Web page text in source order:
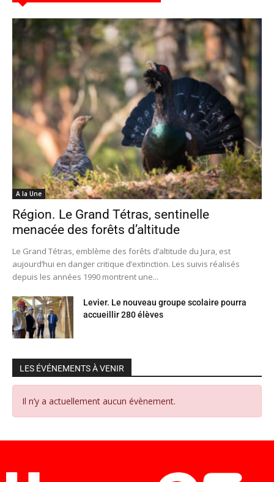
A la Une
Région. Le Grand Tétras, sentinelle
menacée des forêts d’altitude
Le Grand Tétras, emblème des forêts d’altitude du Jura, est
aujourd’hui en danger critique d’extinction. Les suivis réalisés
depuis les années 1990 montrent une...
Levier. Le nouveau groupe scolaire pourra
accueillir 280 élèves
LES ÉVÉNEMENTS À VENIR
Il n’y a actuellement aucun évènement.